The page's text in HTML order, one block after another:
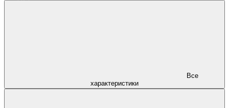
характеристики